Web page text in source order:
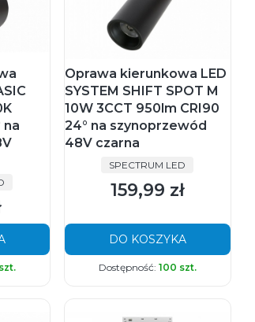
na
Oprawa kierunkowa LED
SYSTEM SHIFT SPOT M
10W 3CCT 950lm CRI90
24° na szynoprzewód
48V czarna
PRODUCENT
SPECTRUM LED
Cena
159,99 zł
DO KOSZYKA
Dostępność: 100 szt.